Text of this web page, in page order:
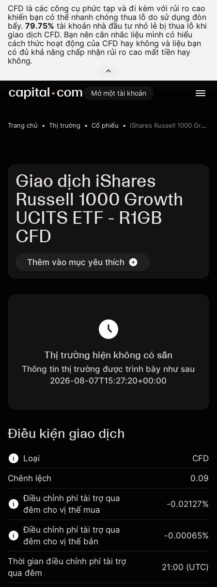
CFD là các công cụ phức tạp và đi kèm với rủi ro cao
khiến bạn có thể nhanh chóng thua lỗ do sử dụng đòn
bẩy. 79.75% tài khoản nhà đầu tư nhỏ lẻ bị thua lỗ khi
giao dịch CFD. Bạn nên cân nhắc liệu mình có hiểu
cách thức hoạt động của CFD hay không và liệu bạn
có đủ khả năng chấp nhận rủi ro cao mất tiền hay
không.
Mở một tài khoản
Trang chủ Thị trường Cổ phiếu iShares Russell 1000 Growth UCITS ETF
Giao dịch iShares
Russell 1000 Growth
UCITS ETF - R1GB
CFD
Thêm vào mục yêu thích
Thị trường hiện không có sẵn
Thông tin thị trường được trình bày như sau
2026-08-07T15:27:20+00:00
Điều kiện giao dịch
Loại
Thị trường tài chính này chỉ dành cho giao
dịch CFD.
Tìm hiểu thêm về:
CFD
CFD
Chênh lệch 0.09
Điều chỉnh phí tài trợ qua
đêm cho vị thế mua
-0.02127%
Điều chỉnh phí tài trợ qua
đêm cho vị thế bán
-0.00065%
Thời gian điều chỉnh phí tài trợ
qua đêm
21:00 (UTC)